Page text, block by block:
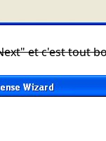
et c'est tout